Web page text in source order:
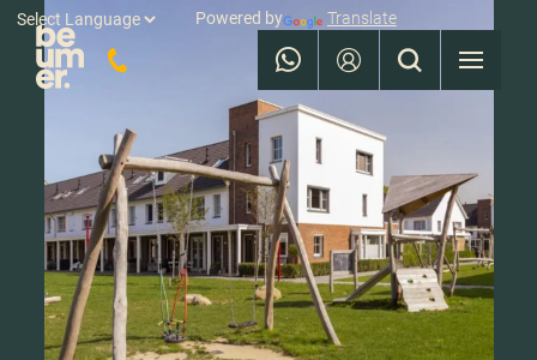
Powered by Translate